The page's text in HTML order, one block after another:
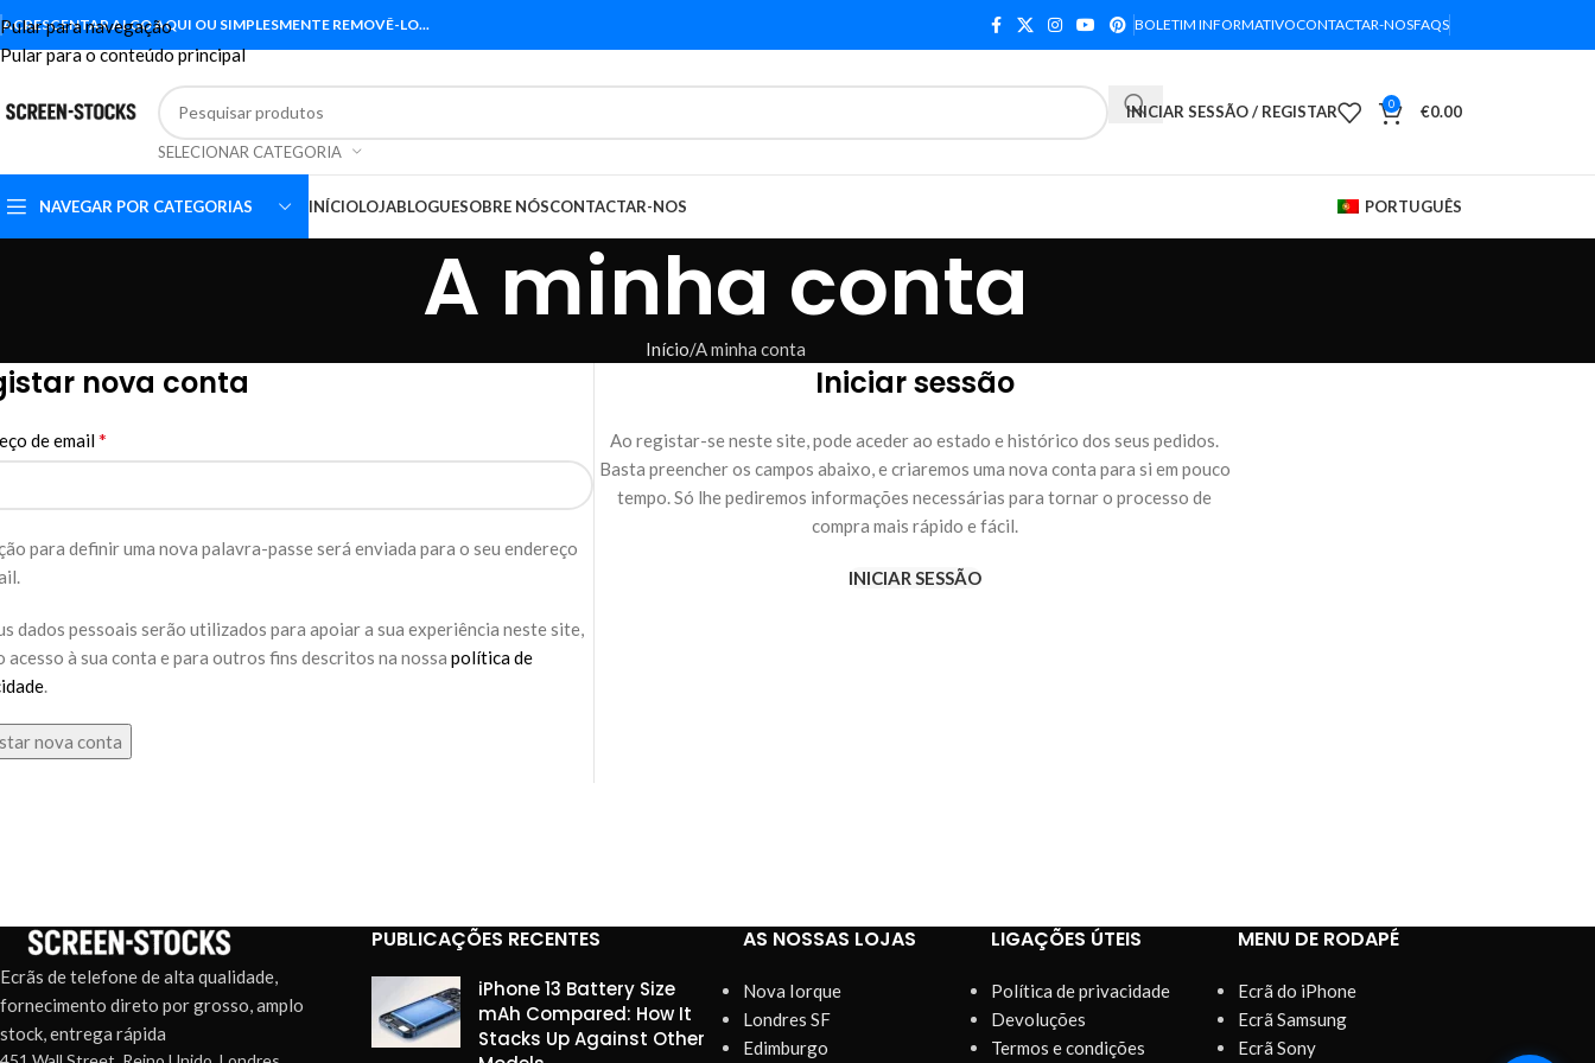
Pular para navegação
Pular para o conteúdo principal
ACRESCENTAR ALGO AQUI OU SIMPLESMENTE REMOVÊ-LO... BOLETIM INFORMATIVOCONTACTAR-NOSFAQS
SELECIONAR CATEGORIA
INICIAR SESSÃO / REGISTAR 0 €0.00
NAVEGAR POR CATEGORIAS INÍCIOLOJABLOGUESOBRE NÓSCONTACTAR-NOS PORTUGUÊS
A minha conta
Início A minha conta
nova conta
de email*
para definir uma nova palavra-passe será enviada para o seu endereço
dados pessoais serão utilizados para apoiar a sua experiência neste site,
acesso à sua conta e para outros fins descritos na nossa política de
.
nova conta
Iniciar sessão
Ao registar-se neste site, pode aceder ao estado e histórico dos seus pedidos.
Basta preencher os campos abaixo, e criaremos uma nova conta para si em pouco
tempo. Só lhe pediremos informações necessárias para tornar o processo de
compra mais rápido e fácil.
INICIAR SESSÃO
Ecrãs de telefone de alta qualidade,
fornecimento direto por grosso, amplo
stock, entrega rápida
PUBLICAÇÕES RECENTES
iPhone 13 Battery Size
mAh Compared: How It
Stacks Up Against Other
AS NOSSAS LOJAS
Nova Iorque
Londres SF
Edimburgo
LIGAÇÕES ÚTEIS
Política de privacidade
Devoluções
Termos e condições
MENU DE RODAPÉ
Ecrã do iPhone
Ecrã Samsung
Ecrã Sony